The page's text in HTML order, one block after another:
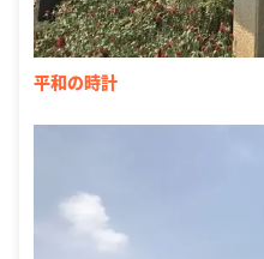
平和の時計